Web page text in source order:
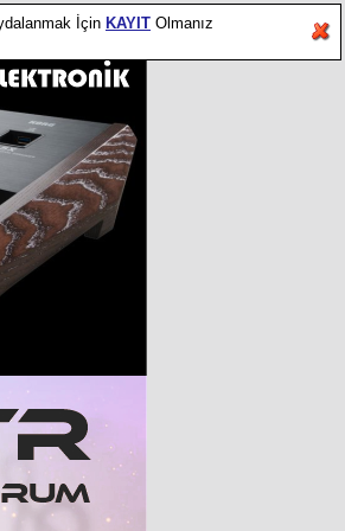
İçin KAYIT Olmanız